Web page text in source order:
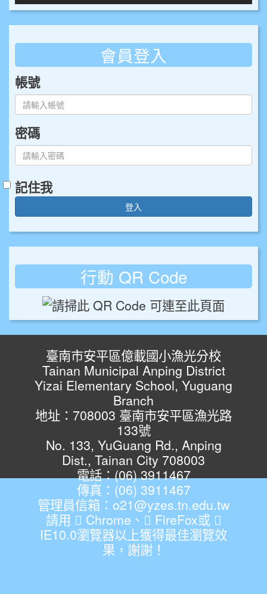
會員登入
帳號
密碼
記住我
登入
行動 QR Code
臺南市安平區億載國小漁光分校
Tainan Municipal Anping District
Yizai Elementary School, Yuguang
Branch
地址：708003 臺南市安平區漁光路
133號
No. 133, YuGuang Rd., Anping
Dist., Tainan City 708003
電話：(06) 3911467
傳真：(06) 3911467
管理員信箱：o21@yzes.tn.edu.tw
請用
Chrome 、 FireFox或
IE10.0瀏覽器以上獲得最佳瀏覽效
果，謝謝！